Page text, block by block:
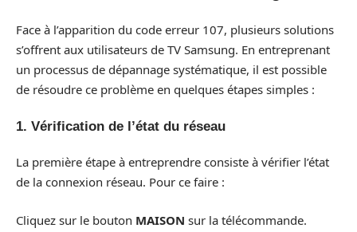
Face à l’apparition du code erreur 107, plusieurs solutions
s’offrent aux utilisateurs de TV Samsung. En entreprenant
un processus de dépannage systématique, il est possible
de résoudre ce problème en quelques étapes simples :
1. Vérification de l’état du réseau
La première étape à entreprendre consiste à vérifier l’état
de la connexion réseau. Pour ce faire :
Cliquez sur le bouton MAISON sur la télécommande.